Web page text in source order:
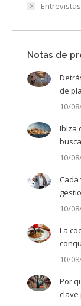
Notas de
de
10/
Ibiza
10/
10/
La
10/
Por